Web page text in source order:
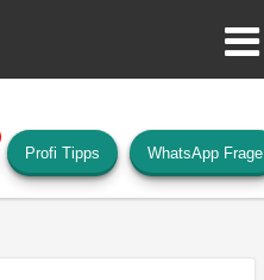
Profi Tipps WhatsApp Frage